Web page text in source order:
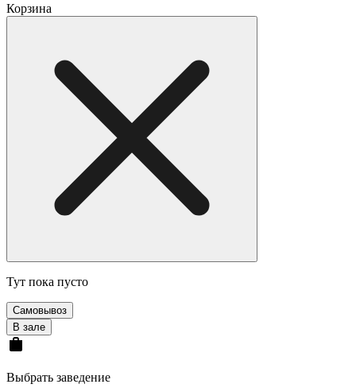
Корзина
Тут пока пусто
Самовывоз
В зале
Выбрать заведение